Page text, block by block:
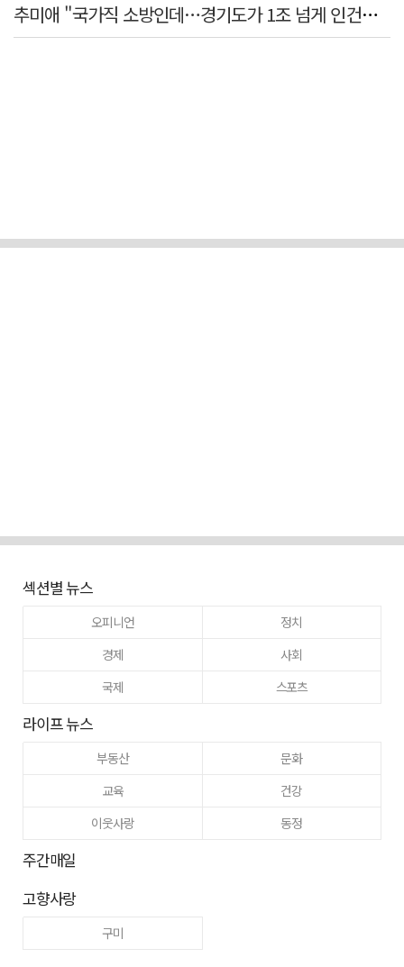
추미애 "국가직 소방인데…경기도가 1조 넘게 인건비 대납"
섹션별 뉴스
오피니언
정치
경제
사회
국제
스포츠
라이프 뉴스
부동산
문화
교육
건강
이웃사랑
동정
주간매일
고향사랑
구미